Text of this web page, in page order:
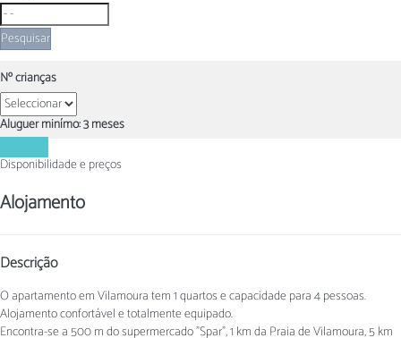
Pesquisar
Nº crianças
Aluguer minímo: 3 meses
Disponibilidade e preços
Alojamento
Descrição
O apartamento em Vilamoura tem 1 quartos e capacidade para 4 pessoas.
Alojamento confortável e totalmente equipado.
Encontra-se a 500 m do supermercado "Spar", 1 km da Praia de Vilamoura, 5 km